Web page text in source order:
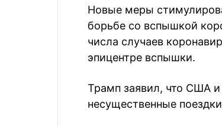
Новые меры
борьбе со вспышкой
числа случаев
эпицентре вспышки.
Трамп заявил, что США и
несущественные